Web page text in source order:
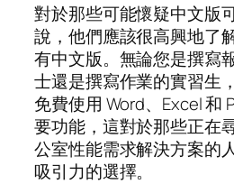
對於那些可能懷疑中文版
說，他們應該很高興地了
有中文版。無論您是撰寫
士還是撰寫作業的實習生
免費使用 Word、Excel 和
要功能，這對於那些正在
公室性能需求解決方案的
吸引力的選擇。